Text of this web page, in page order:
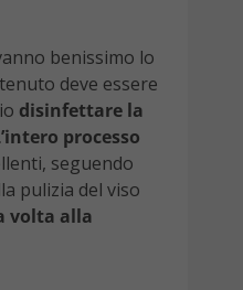
benissimo lo
deve essere
disinfettare la
processo
seguendo
pulizia del viso
volta alla